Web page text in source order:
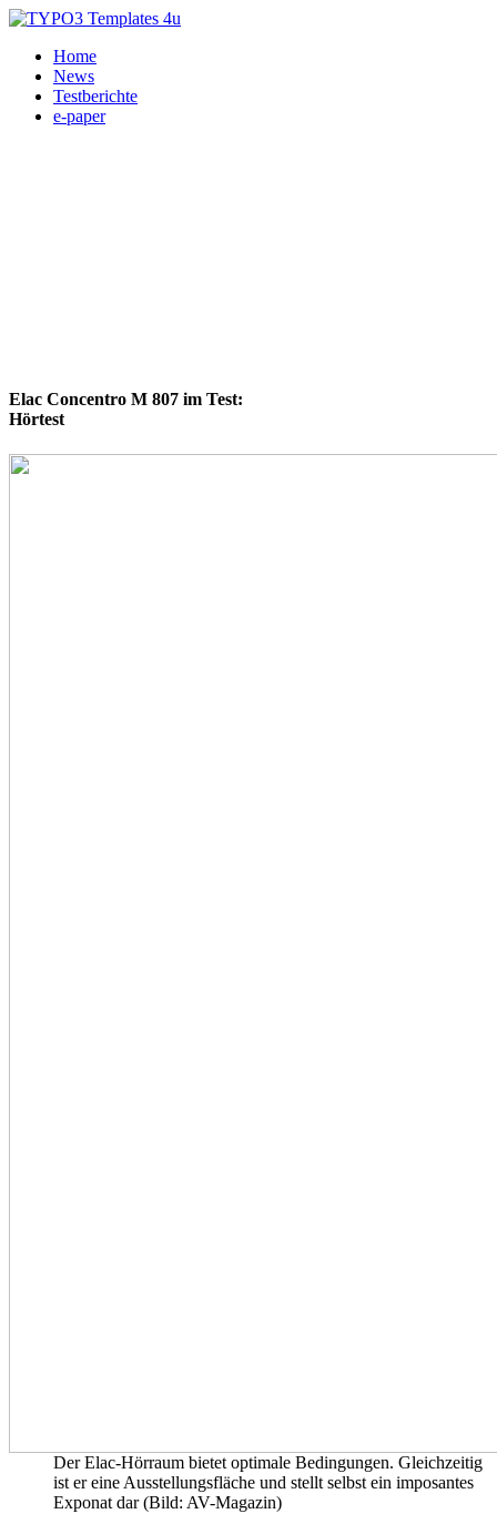
Home
News
Testberichte
e-paper
Elac Concentro M 807 im Test:
Hörtest
Der Elac-Hörraum bietet optimale Bedingungen. Gleichzeitig
ist er eine Ausstellungsfläche und stellt selbst ein imposantes
Exponat dar (Bild: AV-Magazin)